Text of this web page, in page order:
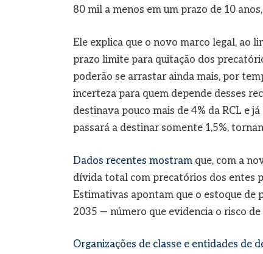
80 mil a menos em um prazo de 10
Ele explica que o novo marco legal, ao
prazo limite para quitação dos
poderão se arrastar ainda mais, por
incerteza para quem depende desses
destinava pouco mais de 4% da RCL e
passará a destinar somente 1,5%,
Dados recentes mostramque, com a
dívida total com precatórios dos entes
Estimativas apontam que o estoque de
2035 — número que evidencia o risco
Organizações de classe e entidades de